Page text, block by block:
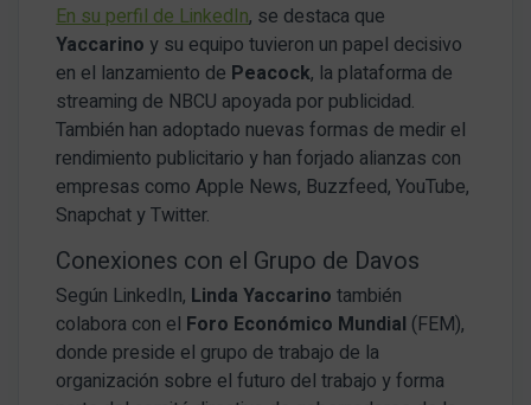
En su perfil de LinkedIn, se destaca que
Yaccarino y su equipo tuvieron un papel decisivo
en el lanzamiento de Peacock, la plataforma de
streaming de NBCU apoyada por publicidad.
También han adoptado nuevas formas de medir el
rendimiento publicitario y han forjado alianzas con
empresas como Apple News, Buzzfeed, YouTube,
Snapchat y Twitter.
Conexiones con el Grupo de Davos
Según LinkedIn, Linda Yaccarino también
colabora con el Foro Económico Mundial (FEM),
donde preside el grupo de trabajo de la
organización sobre el futuro del trabajo y forma